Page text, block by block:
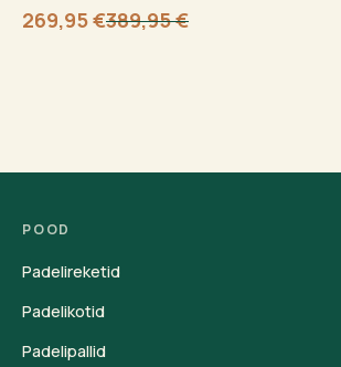
389,95€
Algne
269,95€
Current
POOD
Padelireketid
Padelikotid
Padelipallid